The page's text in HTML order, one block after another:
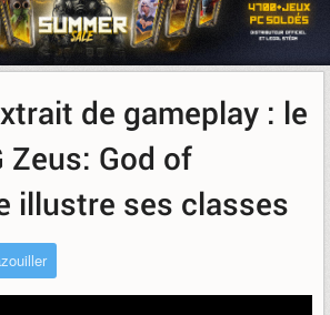
de gameplay : le
Zeus: God of
illustre ses classes